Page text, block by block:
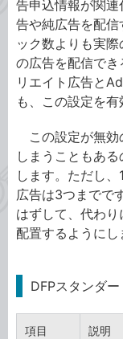
告申込情報が関
告や純広告を配信
ック数よりも実
の広告を配信で
リエイト広告と
も、この設定を有
この設定が無効
しまうこともあ
します。ただし
広告は3つまでで
はずして、代わ
配置するようにし
DFPスタンダ
項目 説明